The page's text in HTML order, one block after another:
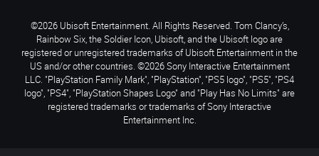
©2026 Ubisoft Entertainment. All Rights Reserved. Tom Clancy’s,
Rainbow Six, the Soldier Icon, Ubisoft, and the Ubisoft logo are
registered or unregistered trademarks of Ubisoft Entertainment in the
US and/or other countries. ©2026 Sony Interactive Entertainment
LLC. "PlayStation Family Mark", "PlayStation", "PS5 logo", "PS5", "PS4
logo", "PS4", "PlayStation Shapes Logo" and "Play Has No Limits" are
registered trademarks or trademarks of Sony Interactive
Entertainment Inc.